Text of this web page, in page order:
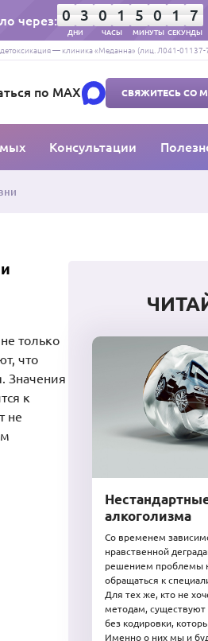
через: 0 3
ДНИ
0 1
ЧАСЫ
5 0
МИНУТЫ
1 6
СЕКУНДЫ
— клиника «Меданна» (лиц. Л041-
по MAX СВЯЖИТЕСЬ СО
Консультации
только
что
Значения
к
не
алкоголизма
Со временем
нравственной
решением проблемы
обращаться к
Для тех же, кто не
методам, существуют
без кодировки,
Именно о них мы и